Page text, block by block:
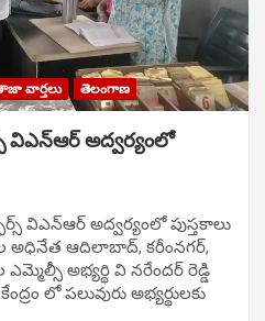
వార్తలు తెలంగాణ
విఎన్ఆర్ అద్వర్యంలో
విఎన్ఆర్ అద్వర్యంలో పుస్తకాలు
అధినేత ఆదిలాబాద్, కరీంనగర్,
అభ్యర్థి వి నరేందర్ రెడ్డి
లో పలువురు అభ్యర్థులకు